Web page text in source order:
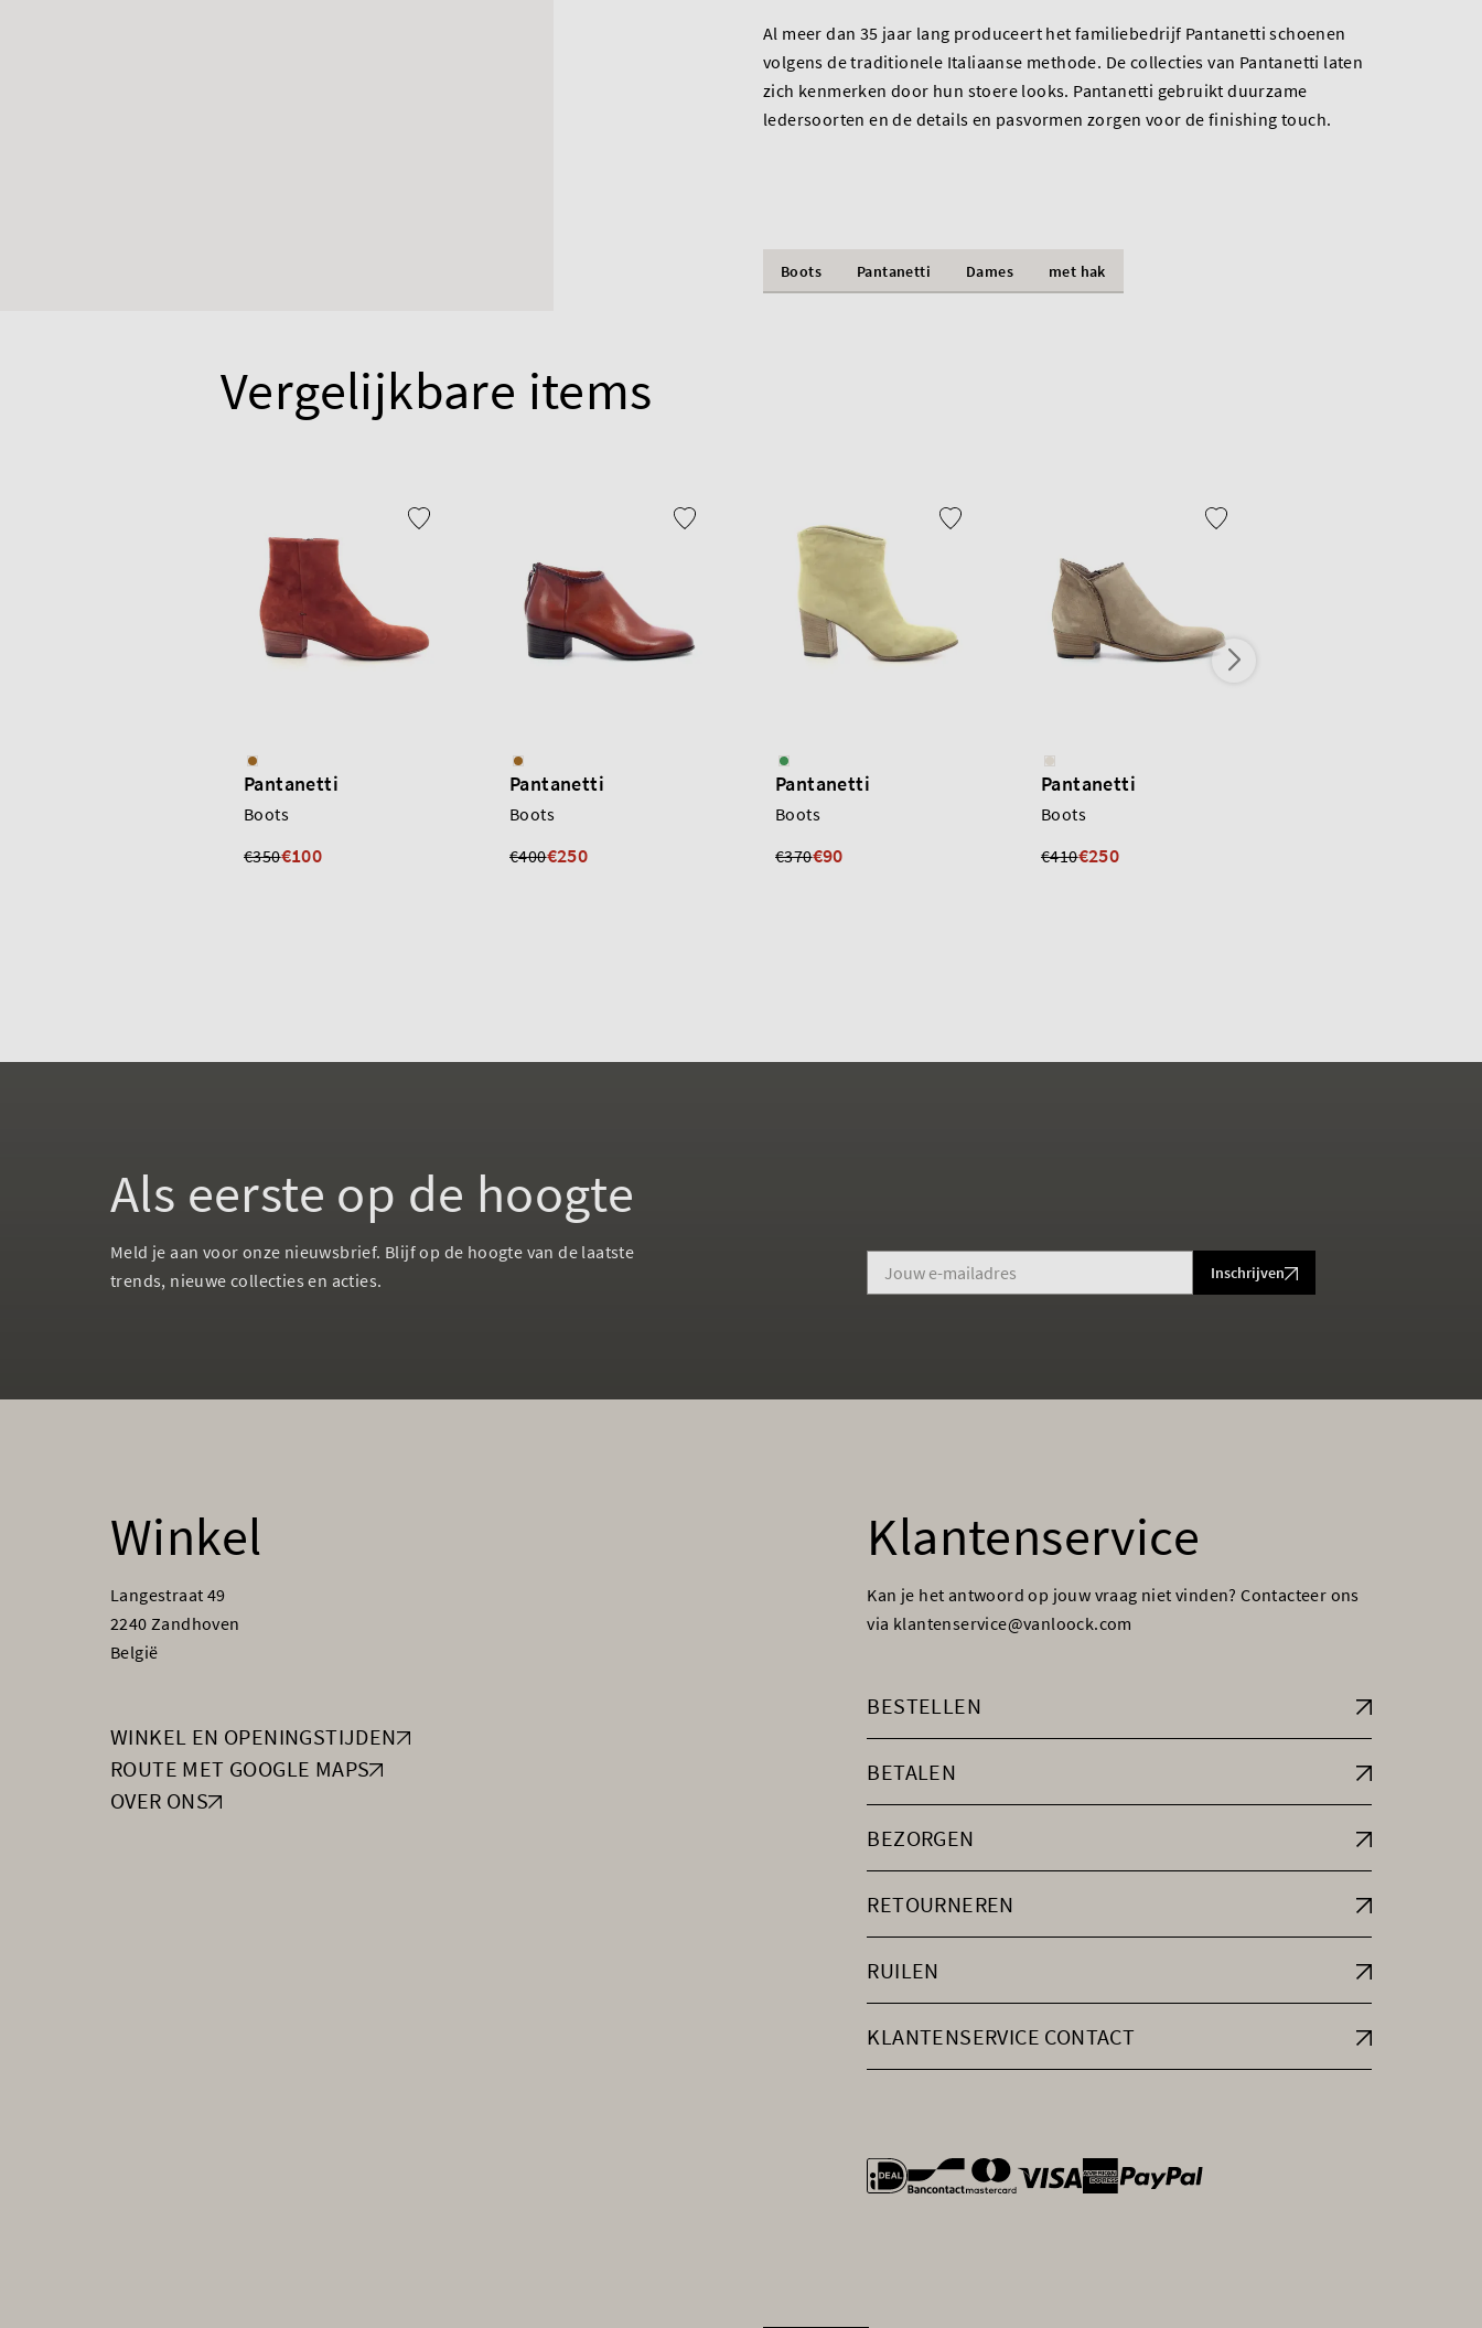
Al meer dan 35 jaar lang produceert het familiebedrijf Pantanetti schoenen
volgens de traditionele Italiaanse methode. De collecties van Pantanetti laten
zich kenmerken door hun stoere looks. Pantanetti gebruikt duurzame
ledersoorten en de details en pasvormen zorgen voor de finishing touch.
Boots Pantanetti Dames met hak
Vergelijkbare items
Pantanetti
Boots
€350€100
Pantanetti
Boots
€400€250
Pantanetti
Boots
€370€90
Pantanetti
Boots
€410€250
Als eerste op de hoogte
Meld je aan voor onze nieuwsbrief. Blijf op de hoogte van de laatste
trends, nieuwe collecties en acties.
Inschrijven
Winkel
Langestraat 49
2240 Zandhoven
België
WINKEL EN OPENINGSTIJDEN
ROUTE MET GOOGLE MAPS
OVER ONS
Klantenservice
Kan je het antwoord op jouw vraag niet vinden? Contacteer ons
via klantenservice@vanloock.com
BESTELLEN
BETALEN
BEZORGEN
RETOURNEREN
RUILEN
KLANTENSERVICE CONTACT
general.paymentOptions